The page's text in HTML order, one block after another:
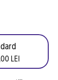
LEI